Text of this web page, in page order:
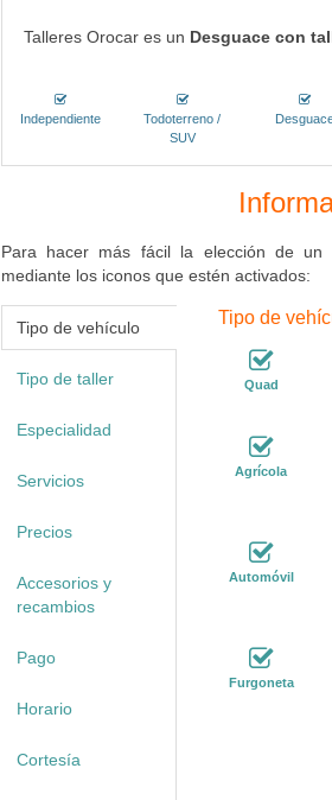
Talleres Orocar es un Desguace con
Independiente
Todoterreno /
SUV
Para hacer más fácil la elección de un
mediante los iconos que estén activados:
Tipo de vehículo
Tipo de taller
Especialidad
Servicios
Precios
Accesorios y
recambios
Pago
Horario
Cortesía
Tipo de
Quad
Agrícola
Automóvil
Furgoneta